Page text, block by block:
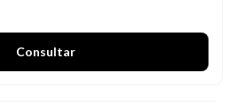
Consultar